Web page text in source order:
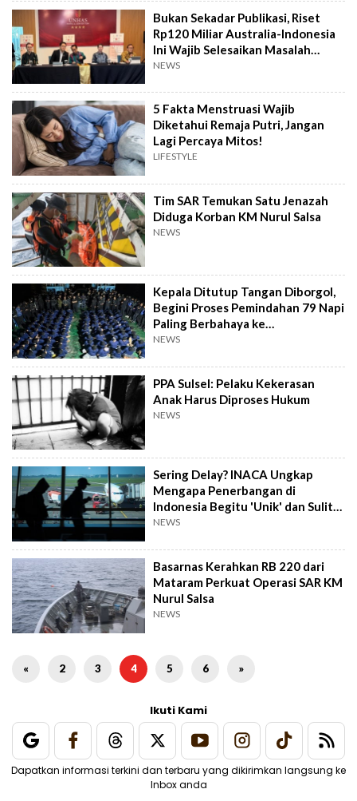
Bukan Sekadar Publikasi, Riset
Rp120 Miliar Australia-Indonesia
Ini Wajib Selesaikan Masalah
Rakyat
NEWS
5 Fakta Menstruasi Wajib
Diketahui Remaja Putri, Jangan
Lagi Percaya Mitos!
LIFESTYLE
Tim SAR Temukan Satu Jenazah
Diduga Korban KM Nurul Salsa
NEWS
Kepala Ditutup Tangan Diborgol,
Begini Proses Pemindahan 79 Napi
Paling Berbahaya ke
Nusakambangan
NEWS
PPA Sulsel: Pelaku Kekerasan
Anak Harus Diproses Hukum
NEWS
Sering Delay? INACA Ungkap
Mengapa Penerbangan di
Indonesia Begitu 'Unik' dan Sulit
Tepat Waktu
NEWS
Basarnas Kerahkan RB 220 dari
Mataram Perkuat Operasi SAR KM
Nurul Salsa
NEWS
« 2 3 4 5 6 »
Ikuti Kami
Dapatkan informasi terkini dan terbaru yang dikirimkan langsung ke
Inbox anda